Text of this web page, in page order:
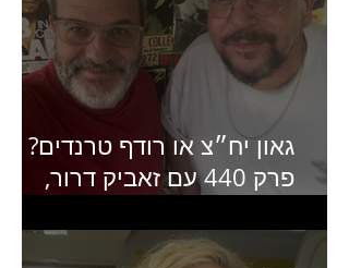
גאון יח״צ או רודף טרנדים?
פרק 440 עם זאביק דרור,
ותקשורת